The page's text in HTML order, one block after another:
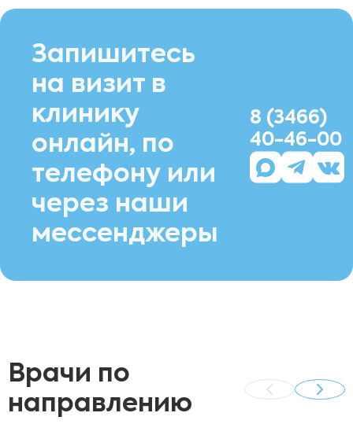
Запишитесь
на визит в
клинику
онлайн, по
телефону или
через наши
мессенджеры
8 (3466)
40-46-00
Врачи по
направлению